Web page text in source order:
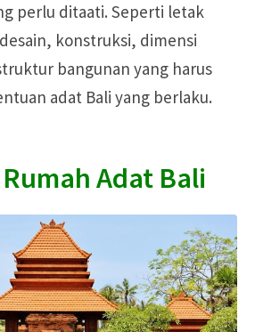
perlu ditaati. Seperti letak
konstruksi, dimensi
bangunan yang harus
adat Bali yang berlaku.
Adat Bali